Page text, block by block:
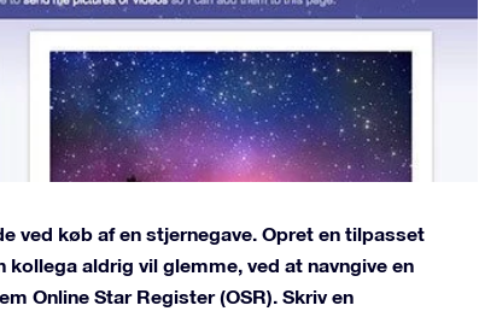
ved køb af en stjernegave. Opret en tilpasset
aldrig vil glemme, ved at navngive en
Online Star Register (OSR). Skriv en